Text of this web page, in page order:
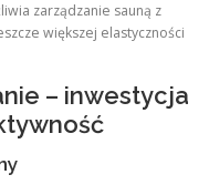
zarządzanie sauną z
większej elastyczności
– inwestycja